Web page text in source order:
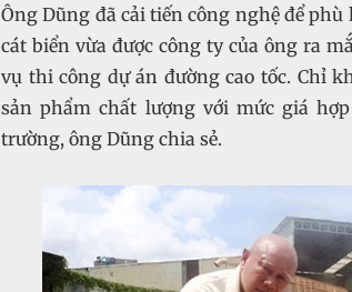
Ông Dũng đã cải tiến công nghệ để
cát biển vừa được công ty của ông ra
vụ thi công dự án đường cao tốc. Chỉ
sản phẩm chất lượng với mức giá
trường, ông Dũng chia sẻ.